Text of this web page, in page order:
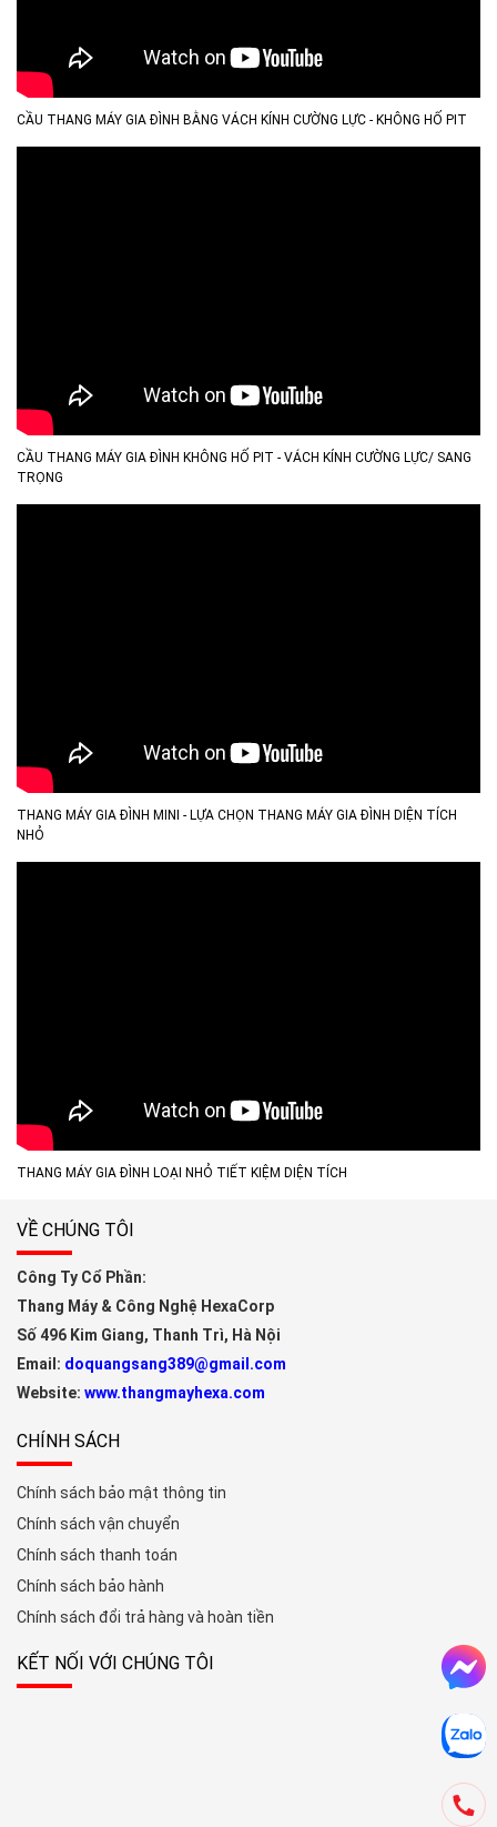
CẦU THANG MÁY GIA ĐÌNH BẰNG VÁCH KÍNH CƯỜNG LỰC - KHÔNG HỐ PIT
CẦU THANG MÁY GIA ĐÌNH KHÔNG HỐ PIT - VÁCH KÍNH CƯỜNG LỰC/ SANG
TRỌNG
THANG MÁY GIA ĐÌNH MINI - LỰA CHỌN THANG MÁY GIA ĐÌNH DIỆN TÍCH
NHỎ
THANG MÁY GIA ĐÌNH LOẠI NHỎ TIẾT KIỆM DIỆN TÍCH
VỀ CHÚNG TÔI
Công Ty Cổ Phần:
Thang Máy & Công Nghệ HexaCorp
Số 496 Kim Giang, Thanh Trì, Hà Nội
Email: doquangsang389@gmail.com
Website: www.thangmayhexa.com
CHÍNH SÁCH
Chính sách bảo mật thông tin
Chính sách vận chuyển
Chính sách thanh toán
Chính sách bảo hành
Chính sách đổi trả hàng và hoàn tiền
KẾT NỐI VỚI CHÚNG TÔI